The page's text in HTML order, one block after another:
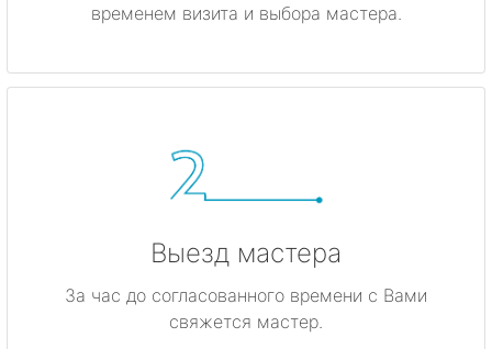
временем визита и выбора мастера.
Выезд мастера
За час до согласованного времени с Вами
свяжется мастер.